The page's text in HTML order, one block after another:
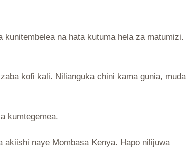
na hata kutuma hela za matumizi.
kofi kali. Nilianguka chini kama gunia, muda
kumtegemea.
naye Mombasa Kenya. Hapo nilijuwa